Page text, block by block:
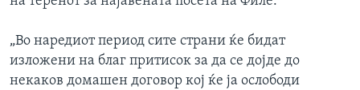
„Во наредиот период сите страни ќе бидат
изложени на благ притисок за да се дојде до
некаков домашен договор кој ќе ја ослободи